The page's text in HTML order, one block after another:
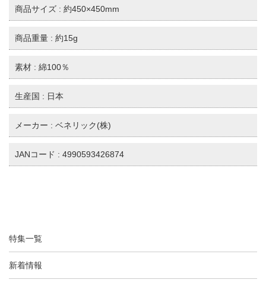
商品サイズ : 約450×450mm
商品重量 : 約15g
素材 : 綿100％
生産国 : 日本
メーカー : ベネリック(株)
JANコード : 4990593426874
特集一覧
新着情報